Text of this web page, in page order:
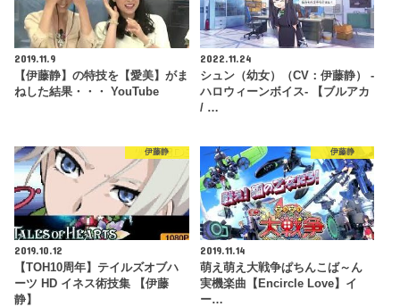
2019.11.9
【伊藤静】の特技を【愛美】がま
ねした結果・・・ YouTube
2022.11.24
シュン（幼女）（CV：伊藤静） -
ハロウィーンボイス- 【ブルアカ
/ …
伊藤静
2019.10.12
【TOH10周年】テイルズオブハ
ーツ HD イネス術技集 【伊藤
静】
伊藤静
2019.11.14
萌え萌え大戦争ぱちんこば～ん
実機楽曲【Encircle Love】イ
ー…